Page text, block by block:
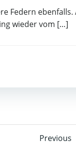
Federn ebenfalls.
wieder vom […]
Previous